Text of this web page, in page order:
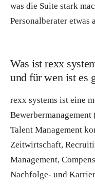
was die Suite stark
Personalberater etwas
Was ist rexx
und für wen ist es
rexx systems ist eine
Bewerbermanagement
Talent Management
Zeitwirtschaft,
Management,
Nachfolge- und